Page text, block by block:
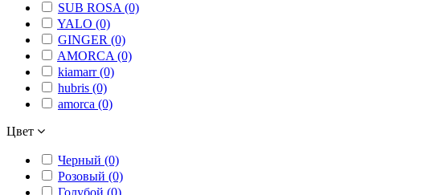
SUB ROSA (0)
YALO (0)
GINGER (0)
AMORCA (0)
kiamarr (0)
hubris (0)
amorca (0)
Цвет
Черный (0)
Розовый (0)
Голубой (0)